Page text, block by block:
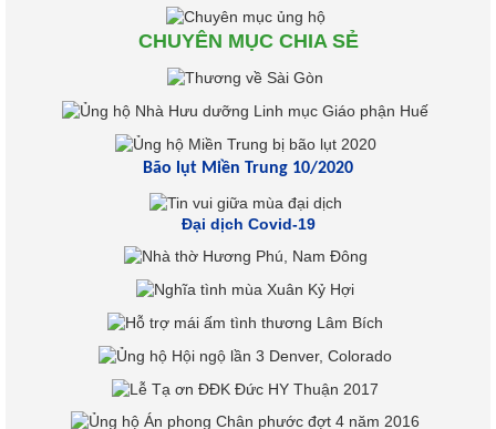
CHUYÊN MỤC CHIA SẺ
Bão lụt Miền Trung 10/2020
Đại dịch Covid-19